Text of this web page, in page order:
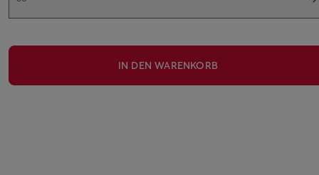
IN DEN WARENKORB